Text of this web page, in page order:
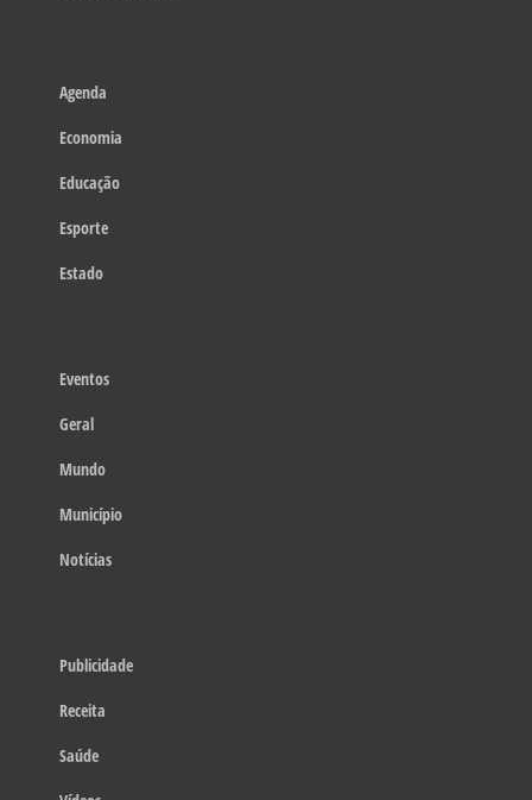
Agenda
Economia
Educação
Esporte
Estado
Eventos
Geral
Mundo
Município
Notícias
Publicidade
Receita
Saúde